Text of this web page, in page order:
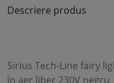
Descriere produs
Sirius Tech-Line fairy
în aer liber 230V negru